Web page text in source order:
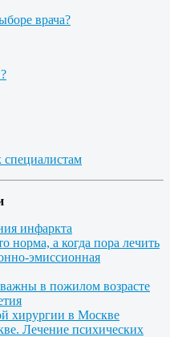
врача?
инфаркта
норма, а когда пора лечить
эмиссионная
в пожилом возрасте
хирургии в Москве
Лечение психических